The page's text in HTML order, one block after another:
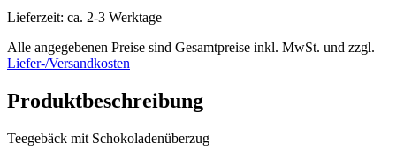
Lieferzeit: ca. 2-3 Werktage
Alle angegebenen Preise sind Gesamtpreise inkl. MwSt. und zzgl.
Liefer-/Versandkosten
Produktbeschreibung
Teegebäck mit Schokoladenüberzug